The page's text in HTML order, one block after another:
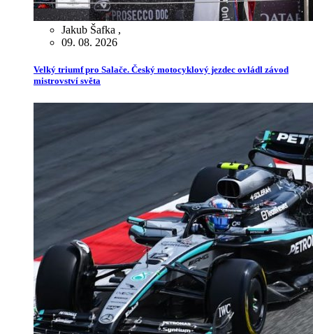
Jakub Šafka ,
09. 08. 2026
Velký triumf pro Salače. Český motocyklový jezdec ovládl závod
mistrovství světa